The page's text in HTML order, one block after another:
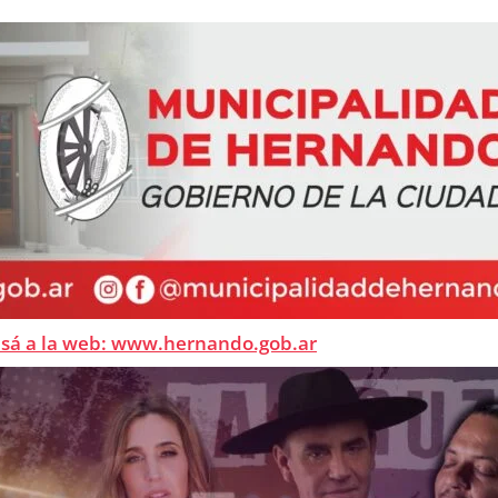
a la web: www.hernando.gob.ar